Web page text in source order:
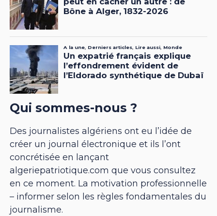
Qui sommes-nous ?
Des journalistes algériens ont eu l’idée de
créer un journal électronique et ils l’ont
concrétisée en lançant
algeriepatriotique.com que vous consultez
en ce moment. La motivation professionnelle
– informer selon les règles fondamentales du
journalisme.